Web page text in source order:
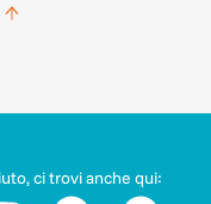
ci trovi anche qui: